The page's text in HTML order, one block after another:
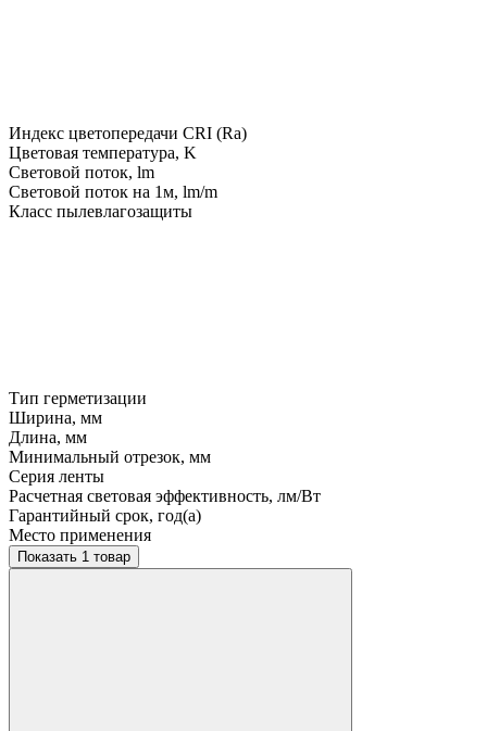
Индекс цветопередачи CRI (Ra)
Цветовая температура, K
Световой поток, lm
Световой поток на 1м, lm/m
Класс пылевлагозащиты
Тип герметизации
Ширина, мм
Длина, мм
Минимальный отрезок, мм
Серия ленты
Расчетная световая эффективность, лм/Вт
Гарантийный срок, год(а)
Место применения
Показать 1 товар